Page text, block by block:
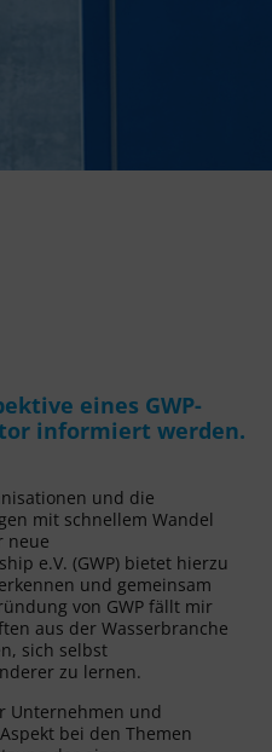
eines GWP-
informiert werden.
und die
mit schnellem Wandel
neue
e.V. (GWP) bietet hierzu
und gemeinsam
von GWP fällt mir
aus der Wasserbranche
sich selbst
zu lernen.
Unternehmen und
bei den Themen